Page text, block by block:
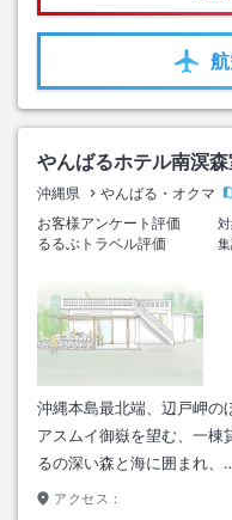
やんばるホテル南溟
沖縄県 やんばる・オクマ
お客様アンケート評価
るるぶトラベル評価
沖縄本島最北端、辺戸岬の
アスムイ御嶽を望む、一棟
るの深い森と海に囲まれ、
アクセス：